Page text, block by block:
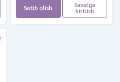
Sotib olish
Savatga
kiritish